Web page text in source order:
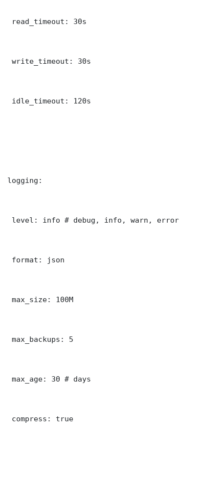
read_timeout: 30s
write_timeout: 30s
idle_timeout: 120s
logging:
level: info # debug, info, warn, error
format: json
max_size: 100M
max_backups: 5
max_age: 30 # days
compress: true